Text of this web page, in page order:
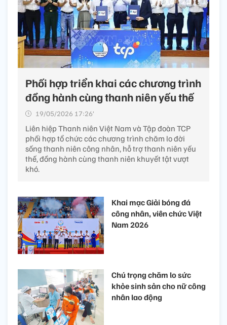
Phối hợp triển khai các chương trình
đồng hành cùng thanh niên yếu thế
19/05/2026 17:26’
Liên hiệp Thanh niên Việt Nam và Tập đoàn TCP
phối hợp tổ chức các chương trình chăm lo đời
sống thanh niên công nhân, hỗ trợ thanh niên yếu
thế, đồng hành cùng thanh niên khuyết tật vượt
khó.
Khai mạc Giải bóng đá
công nhân, viên chức Việt
Nam 2026
Chú trọng chăm lo sức
khỏe sinh sản cho nữ công
nhân lao động